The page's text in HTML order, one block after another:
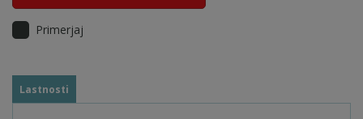
Primerjaj
Lastnosti